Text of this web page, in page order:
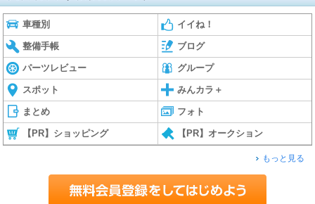
車種別 イイね！
整備手帳 ブログ
パーツレビュー グループ
スポット みんカラ＋
まとめ フォト
【PR】ショッピング 【PR】オークション
もっと見る